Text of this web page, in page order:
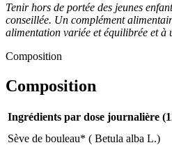
Tenir hors de portée des jeunes
conseillée. Un complément
alimentation variée et équilibrée et à
Composition
Composition
Ingrédients par dose journalière
Sève de bouleau* ( Betula alba L.)